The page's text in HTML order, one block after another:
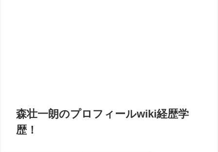
森壮一朗のプロフィールwiki経歴学
歴！